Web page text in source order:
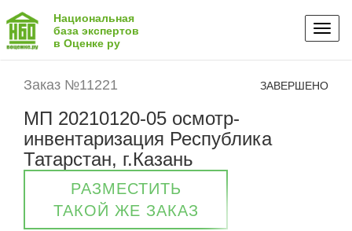
Национальная
база экспертов
в Оценке ру
Заказ №11221 ЗАВЕРШЕНО
МП 20210120-05 осмотр-
инвентаризация Республика
Татарстан, г.Казань
РАЗМЕСТИТЬ
ТАКОЙ ЖЕ ЗАКАЗ